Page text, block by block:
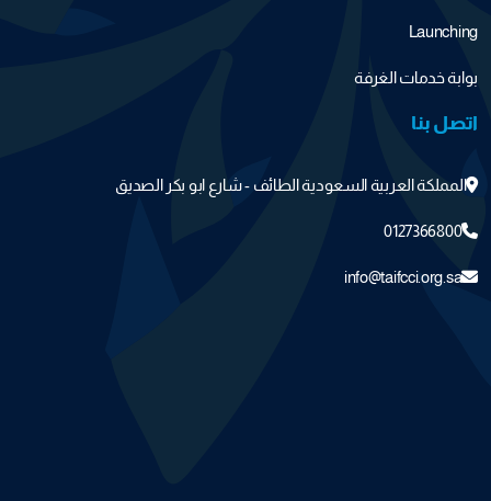
Launching
بوابة خدمات الغرفة
اتصل بنا
المملكة العربية السعودية الطائف - شارع ابو بكر الصديق
0127366800
info@taifcci.org.sa